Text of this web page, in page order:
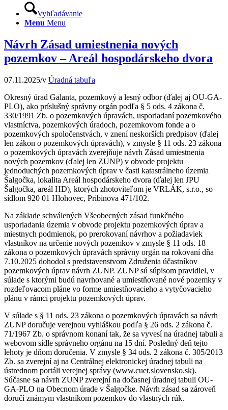
Vyhľadávanie
Menu Menu
Návrh Zásad umiestnenia nových
pozemkov – Areál hospodárskeho dvora
07.11.2025/v Úradná tabuľa
Okresný úrad Galanta, pozemkový a lesný odbor (ďalej aj OU-GA-
PLO), ako príslušný správny orgán podľa § 5 ods. 4 zákona č.
330/1991 Zb. o pozemkových úpravách, usporiadaní pozemkového
vlastníctva, pozemkových úradoch, pozemkovom fonde a o
pozemkových spoločenstvách, v znení neskorších predpisov (ďalej
len zákon o pozemkových úpravách), v zmysle § 11 ods. 23 zákona
o pozemkových úpravách zverejňuje návrh Zásad umiestnenia
nových pozemkov (ďalej len ZUNP) v obvode projektu
jednoduchých pozemkových úprav v časti katastrálneho územia
Šalgočka, lokalita Areál hospodárskeho dvora (ďalej len JPU
Šalgočka, areál HD), ktorých zhotoviteľom je VRLÁK, s.r.o., so
sídlom 920 01 Hlohovec, Pribinova 471/102.
Na základe schválených Všeobecných zásad funkčného
usporiadania územia v obvode projektu pozemkových úprav a
miestnych podmienok, po prerokovaní návrhov a požiadaviek
vlastníkov na určenie nových pozemkov v zmysle § 11 ods. 18
zákona o pozemkových úpravách správny orgán na rokovaní dňa
7.10.2025 dohodol s predstavenstvom Združenia účastníkov
pozemkových úprav návrh ZUNP. ZUNP sú súpisom pravidiel, v
súlade s ktorými budú navrhované a umiestňované nové pozemky v
rozdeľovacom pláne vo forme umiestňovacieho a vytyčovacieho
plánu v rámci projektu pozemkových úprav.
V súlade s § 11 ods. 23 zákona o pozemkových úpravách sa návrh
ZUNP doručuje verejnou vyhláškou podľa § 26 ods. 2 zákona č.
71/1967 Zb. o správnom konaní tak, že sa vyvesí na úradnej tabuli a
webovom sídle správneho orgánu na 15 dní. Posledný deň tejto
lehoty je dňom doručenia. V zmysle § 34 ods. 2 zákona č. 305/2013
Zb. sa zverejní aj na Centrálnej elektronickej úradnej tabuli na
ústrednom portáli verejnej správy (www.cuet.slovensko.sk).
Súčasne sa návrh ZUNP zverejní na dočasnej úradnej tabuli OU-
GA-PLO na Obecnom úrade v Šalgočke. Návrh zásad sa zároveň
doručí známym vlastníkom pozemkov do vlastných rúk.